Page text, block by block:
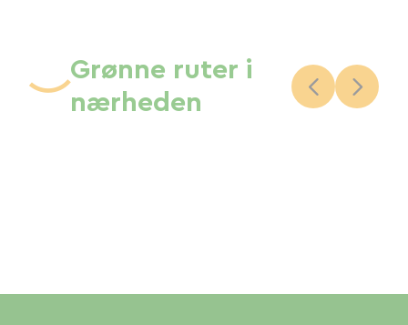
Grønne ruter i
nærheden